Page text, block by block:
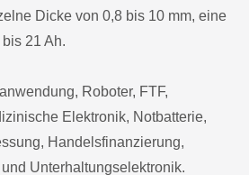
Dicke von 0,8 bis 10 mm, eine
21 Ah.
Roboter, FTF,
Elektronik, Notbatterie,
Handelsfinanzierung,
und Unterhaltungselektronik.